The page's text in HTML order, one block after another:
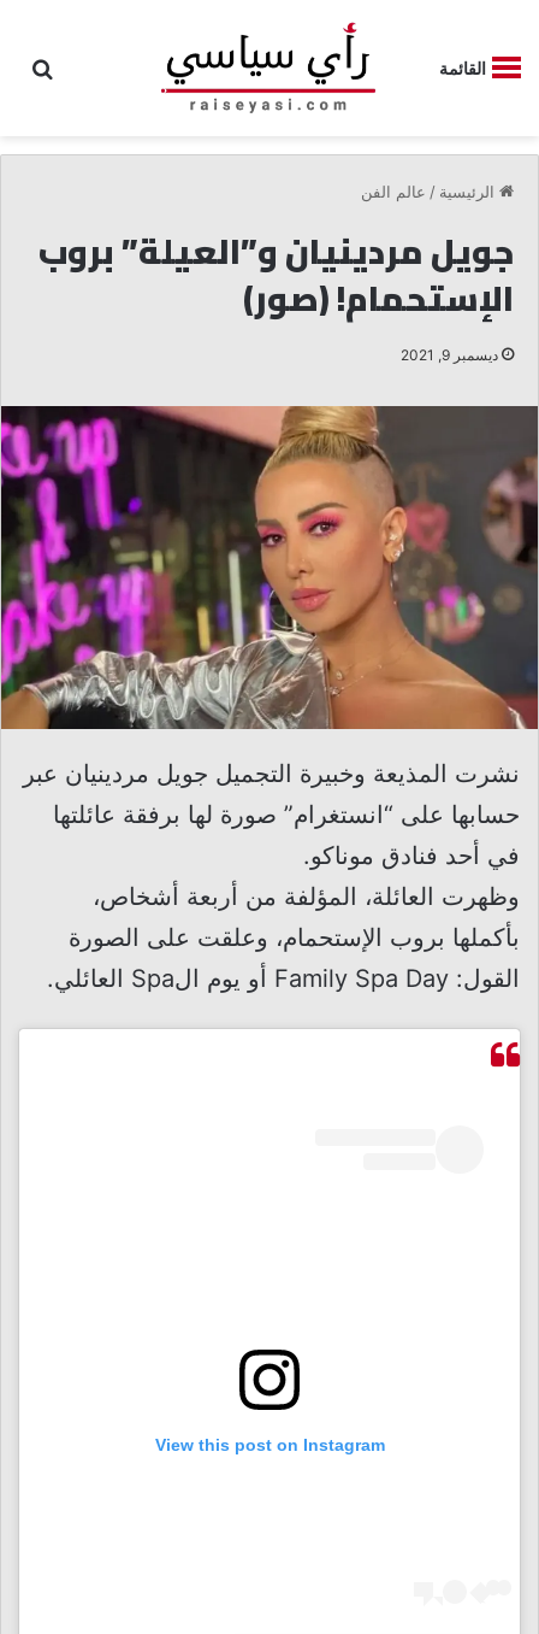
القائمة
الرئيسية / عالم الفن
جويل مردينيان و”العيلة” بروب
الإستحمام! (صور)
ديسمبر 9, 2021
نشرت المذيعة وخبيرة التجميل جويل مردينيان عبر
حسابها على “انستغرام” صورة لها برفقة عائلتها
في أحد فنادق موناكو.
وظهرت العائلة، المؤلفة من أربعة أشخاص،
بأكملها بروب الإستحمام، وعلقت على الصورة
القول: Family Spa Day أو يوم الSpa العائلي.
View this post on Instagram